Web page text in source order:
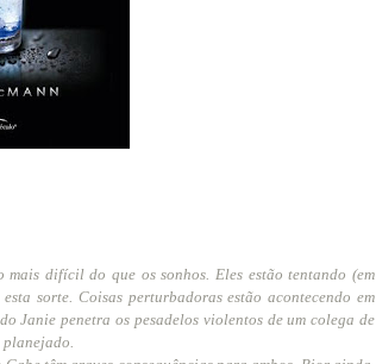
difícil do que os sonhos. Eles estão tentando (em
sorte. Coisas perturbadoras estão acontecendo em
Janie penetra os pesadelos violentos de um colega de